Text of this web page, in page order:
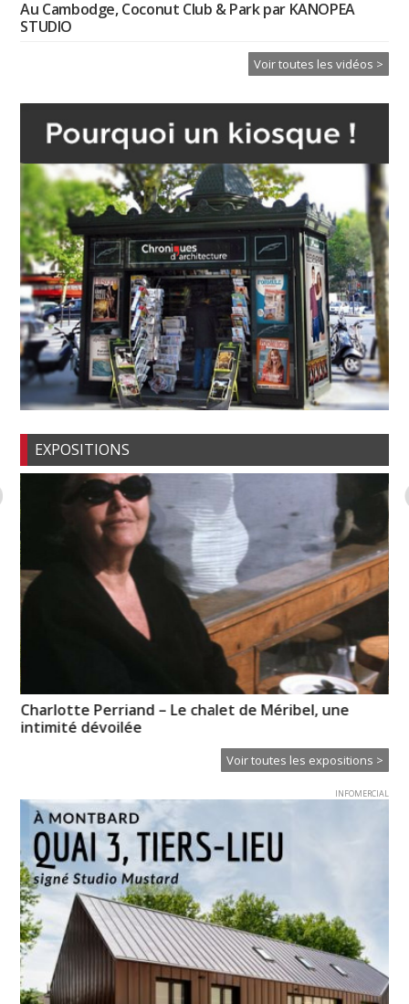
Au Cambodge, Coconut Club & Park par KANOPEA
STUDIO
Voir toutes les vidéos >
EXPOSITIONS
Charlotte Perriand – Le chalet de Méribel, une
intimité dévoilée
Voir toutes les expositions >
INFOMERCIAL